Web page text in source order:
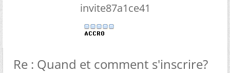
invite87a1ce41
Re : Quand et comment s'inscrire?